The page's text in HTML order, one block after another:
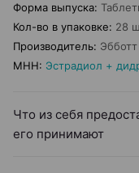
Форма выпуска:
Кол-во в упаковке: 28
Производитель: Эбботт
МНН: Эстрадиол +
Что из себя
его принимают